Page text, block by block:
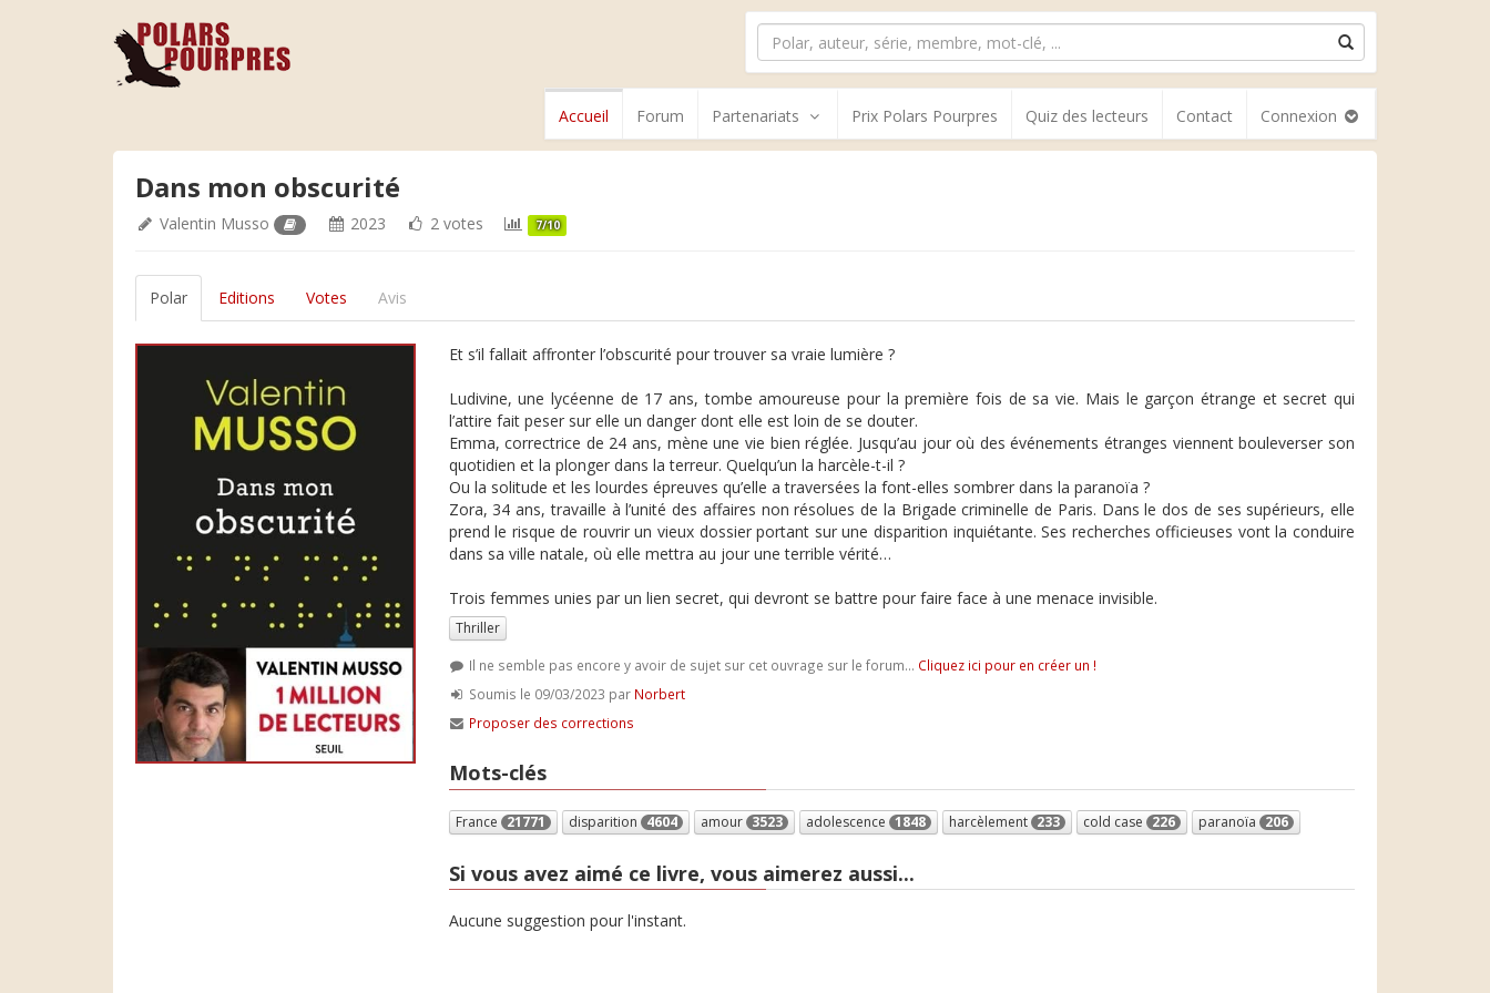
Accueil Forum Partenariats Prix Polars Pourpres Quiz des lecteurs Contact Connexion
Dans mon obscurité
Valentin Musso 2023 2 votes 7/10
Polar Editions Votes Avis
Et s’il fallait affronter l’obscurité pour trouver sa vraie lumière ?
Ludivine, une lycéenne de 17 ans, tombe amoureuse pour la première fois de sa vie. Mais le garçon étrange et secret qui
l’attire fait peser sur elle un danger dont elle est loin de se douter.
Emma, correctrice de 24 ans, mène une vie bien réglée. Jusqu’au jour où des événements étranges viennent bouleverser son
quotidien et la plonger dans la terreur. Quelqu’un la harcèle-t-il ?
Ou la solitude et les lourdes épreuves qu’elle a traversées la font-elles sombrer dans la paranoïa ?
Zora, 34 ans, travaille à l’unité des affaires non résolues de la Brigade criminelle de Paris. Dans le dos de ses supérieurs, elle
prend le risque de rouvrir un vieux dossier portant sur une disparition inquiétante. Ses recherches officieuses vont la conduire
dans sa ville natale, où elle mettra au jour une terrible vérité…
Trois femmes unies par un lien secret, qui devront se battre pour faire face à une menace invisible.
Thriller
Il ne semble pas encore y avoir de sujet sur cet ouvrage sur le forum... Cliquez ici pour en créer un !
Soumis le 09/03/2023 par Norbert
Proposer des corrections
Mots-clés
France 21771 disparition 4604 amour 3523 adolescence 1848 harcèlement 233 cold case 226 paranoïa 206
Si vous avez aimé ce livre, vous aimerez aussi...
Aucune suggestion pour l'instant.